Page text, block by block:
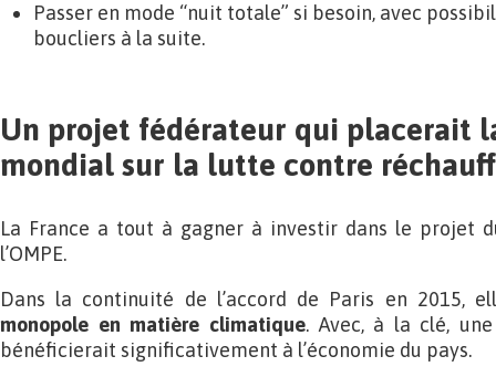
Passer en mode “nuit totale” si besoin, avec
boucliers à la suite.
Un projet fédérateur qui placerait
mondial sur la lutte contre
La France a tout à gagner à investir dans le projet
l’OMPE.
Dans la continuité de l’accord de Paris en 2015,
monopole en matière climatique. Avec, à la clé,
bénéficierait significativement à l’économie du pays.